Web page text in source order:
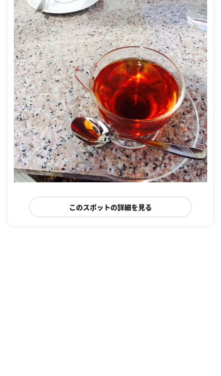
このスポットの詳細を見る